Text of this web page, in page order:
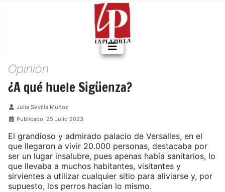
Opinión
¿A qué huele Sigüenza?
Detalles
Julia Sevilla Muñoz
Publicado: 25 Julio 2023
El grandioso y admirado palacio de Versalles, en el
que llegaron a vivir 20.000 personas, destacaba por
ser un lugar insalubre, pues apenas había sanitarios, lo
que llevaba a muchos habitantes, visitantes y
sirvientes a utilizar cualquier sitio para aliviarse y, por
supuesto, los perros hacían lo mismo.